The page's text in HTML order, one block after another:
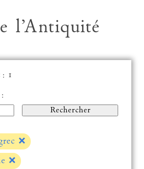
l’Antiquité
1
❌
❌